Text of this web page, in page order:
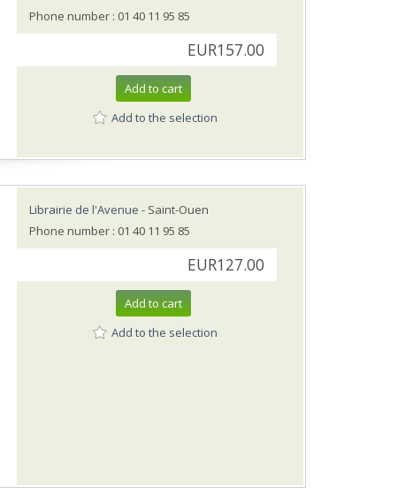
Phone number : 01 40 11 95 85
EUR157.00
Add to cart
Add to the selection
Librairie de l'Avenue - Saint-Ouen
Phone number : 01 40 11 95 85
EUR127.00
Add to cart
Add to the selection